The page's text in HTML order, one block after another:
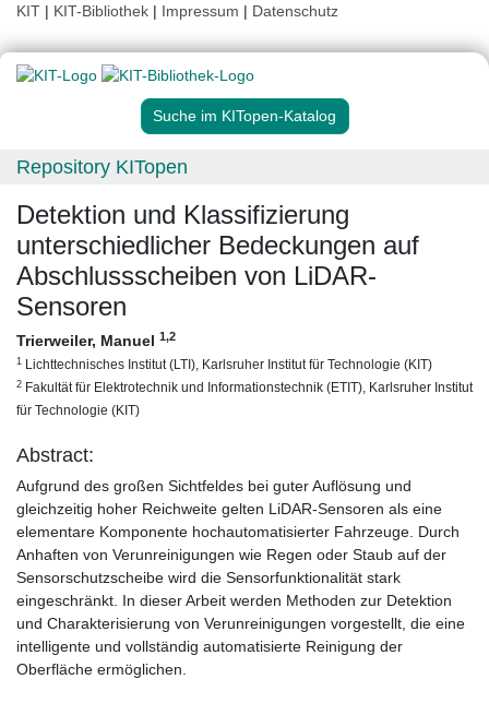
KIT | KIT-Bibliothek | Impressum | Datenschutz
Suche im KITopen-Katalog
Repository KITopen
Detektion und Klassifizierung
unterschiedlicher Bedeckungen auf
Abschlussscheiben von LiDAR-
Sensoren
Trierweiler, Manuel 1,2
1 Lichttechnisches Institut (LTI), Karlsruher Institut für Technologie (KIT)
2 Fakultät für Elektrotechnik und Informationstechnik (ETIT), Karlsruher Institut
für Technologie (KIT)
Abstract:
Aufgrund des großen Sichtfeldes bei guter Auflösung und
gleichzeitig hoher Reichweite gelten LiDAR-Sensoren als eine
elementare Komponente hochautomatisierter Fahrzeuge. Durch
Anhaften von Verunreinigungen wie Regen oder Staub auf der
Sensorschutzscheibe wird die Sensorfunktionalität stark
eingeschränkt. In dieser Arbeit werden Methoden zur Detektion
und Charakterisierung von Verunreinigungen vorgestellt, die eine
intelligente und vollständig automatisierte Reinigung der
Oberfläche ermöglichen.